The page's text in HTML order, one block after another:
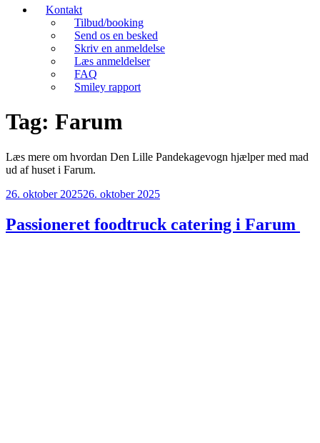
Kontakt
Tilbud/booking
Send os en besked
Skriv en anmeldelse
Læs anmeldelser
FAQ
Smiley rapport
Tag: Farum
Læs mere om hvordan Den Lille Pandekagevogn hjælper med mad
ud af huset i Farum.
Udgivet
26. oktober 202526. oktober 2025
Passioneret foodtruck catering i Farum